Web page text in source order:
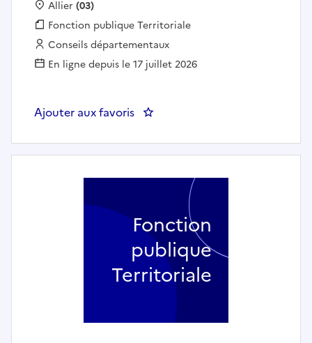
Localisation :
Allier (03)
Fonction publique :
Fonction publique Territoriale
Employeur :
Conseils départementaux
En ligne depuis le 17 juillet 2026
Ajouter aux favoris : Gestionnaire de dossiers et
Fonction
publique
Territoriale